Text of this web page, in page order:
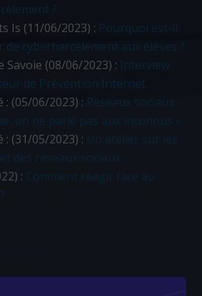
?
Is (11/06/2023) : Pourquoi est-il
cyberharcèlement aux élèves ?
Savoie (08/06/2023) : Interview
de Prévention Internet
(05/06/2023) : Réseaux sociaux :
on ne parle pas aux inconnus »
(31/05/2023) : Un atelier sur les
des réseaux sociaux
: Comment réagir face au